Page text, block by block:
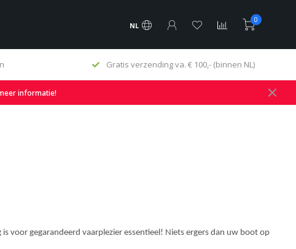
NL
0
Gratis verzending va. € 100,- (binnen NL)
informatie!
voor gegarandeerd vaarplezier essentieel! Niets ergers dan uw boot op